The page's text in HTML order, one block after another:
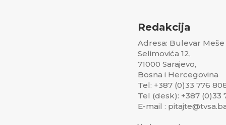
Redakcija
Adresa: Bulevar Meše
Selimovića 12,
71000 Sarajevo,
Bosna i Hercegovina
Tel: +387 (0)33 776
Tel (desk): +387 (0)33
E-mail :